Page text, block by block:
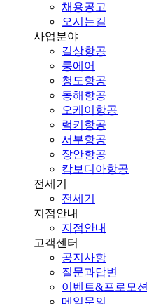
채용공고
오시는길
사업분야
길상항공
룽에어
청도항공
동해항공
오케이항공
럭키항공
서부항공
장안항공
캄보디아항공
전세기
전세기
지점안내
지점안내
고객센터
공지사항
질문과답변
이벤트&프로모션
메일문의